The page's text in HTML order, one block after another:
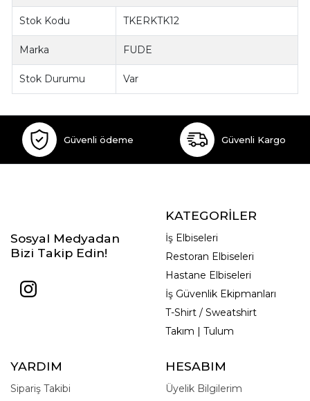
Stok Kodu TKERKTK12
Marka FUDE
Stok Durumu Var
Güvenli ödeme Güvenli Kargo
Sosyal Medyadan
Bizi Takip Edin!
KATEGORİLER
İş Elbiseleri
Restoran Elbiseleri
Hastane Elbiseleri
İş Güvenlik Ekipmanları
T-Shirt / Sweatshirt
Takım | Tulum
YARDIM
Sipariş Takibi
HESABIM
Üyelik Bilgilerim